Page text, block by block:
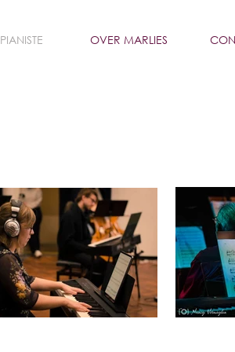
PIANISTE OVER MARLIES